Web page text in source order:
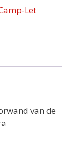
Let
van de